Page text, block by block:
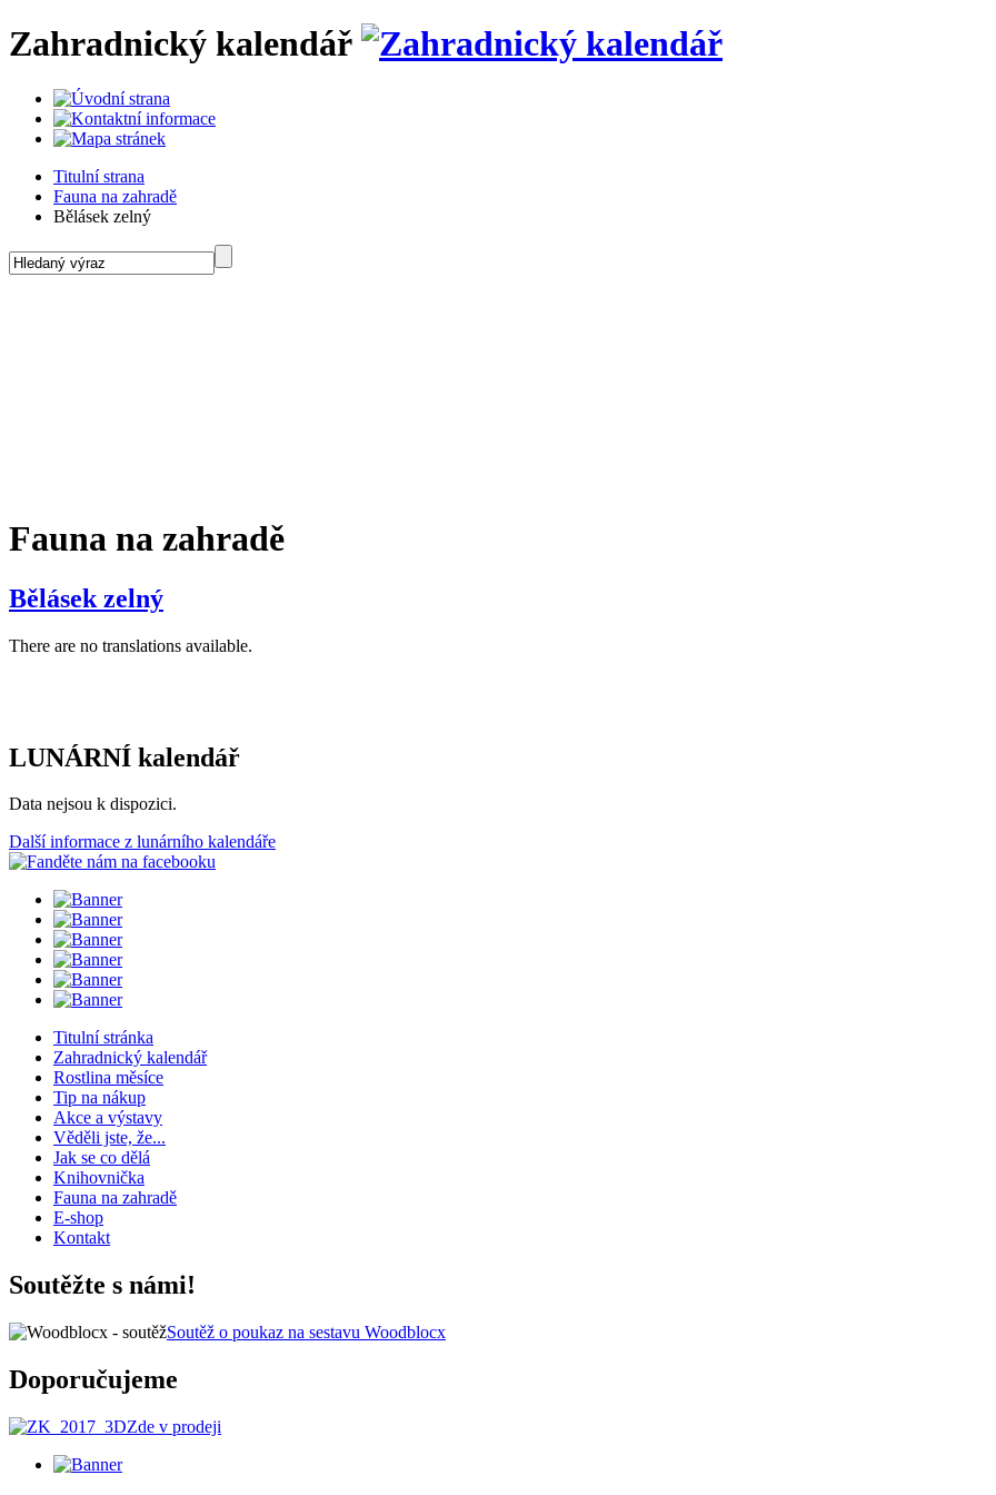
Zahradnický kalendář
Titulní strana
Fauna na zahradě
Bělásek zelný
Fauna na zahradě
Bělásek zelný
There are no translations available.
LUNÁRNÍ kalendář
Data nejsou k dispozici.
Další informace z lunárního kalendáře
Titulní stránka
Zahradnický kalendář
Rostlina měsíce
Tip na nákup
Akce a výstavy
Věděli jste, že...
Jak se co dělá
Knihovnička
Fauna na zahradě
E-shop
Kontakt
Soutěžte s námi!
Soutěž o poukaz na sestavu Woodblocx
Doporučujeme
Zde v prodeji